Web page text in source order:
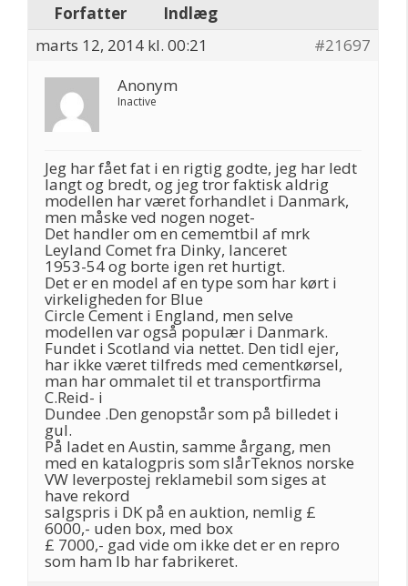
Forfatter
Indlæg
marts 12, 2014 kl. 00:21
#21697
Anonym
Inactive
Jeg har fået fat i en rigtig godte, jeg har ledt
langt og bredt, og jeg tror faktisk aldrig
modellen har været forhandlet i Danmark,
men måske ved nogen noget-
Det handler om en cememtbil af mrk
Leyland Comet fra Dinky, lanceret
1953-54 og borte igen ret hurtigt.
Det er en model af en type som har kørt i
virkeligheden for Blue
Circle Cement i England, men selve
modellen var også populær i Danmark.
Fundet i Scotland via nettet. Den tidl ejer,
har ikke været tilfreds med cementkørsel,
man har ommalet til et transportfirma
C.Reid- i
Dundee .Den genopstår som på billedet i
gul.
På ladet en Austin, samme årgang, men
med en katalogpris som slårTeknos norske
VW leverpostej reklamebil som siges at
have rekord
salgspris i DK på en auktion, nemlig £
6000,- uden box, med box
£ 7000,- gad vide om ikke det er en repro
som ham Ib har fabrikeret.